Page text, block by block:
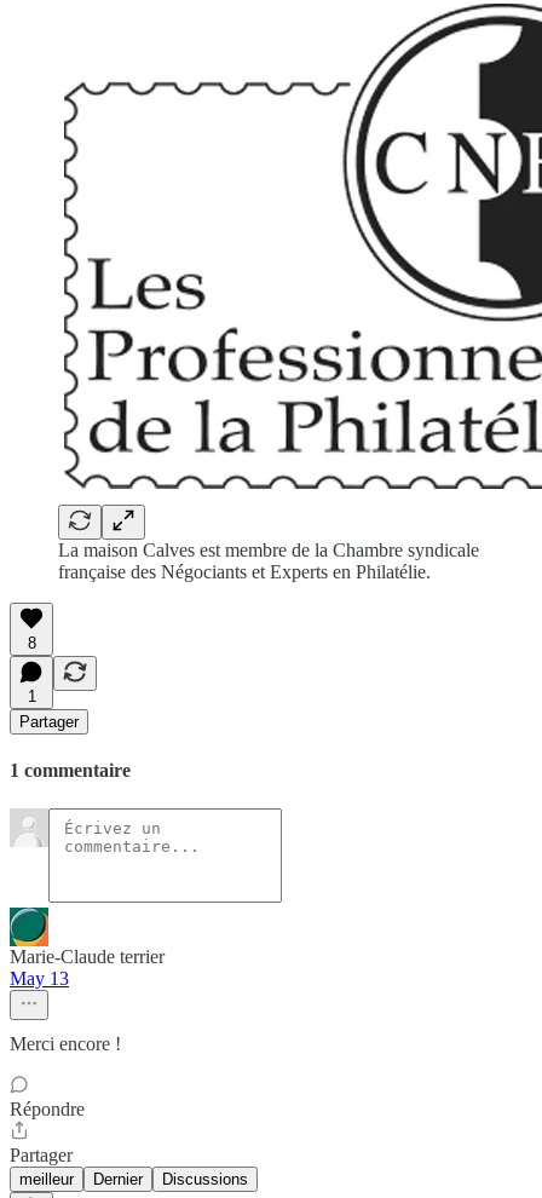
La maison Calves est membre de la Chambre syndicale
française des Négociants et Experts en Philatélie.
8
1
Partager
1 commentaire
Marie-Claude terrier
May 13
Merci encore !
Répondre
Partager
meilleur Dernier Discussions